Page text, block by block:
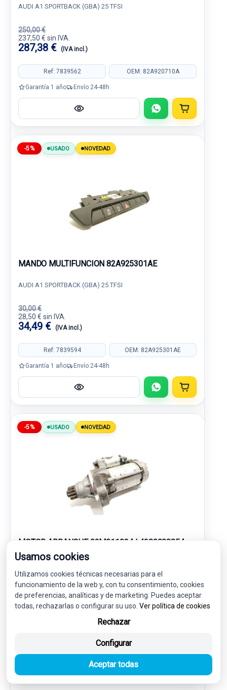
AUDI A1 SPORTBACK (GBA) 25 TFSI
250,00 €
237,50 € sin IVA.
287,38 € (IVA incl.)
Ref: 7839562 OEM: 82A920710A
Garantía 1 año Envío 24-48h
-5% USADO NOVEDAD
MANDO MULTIFUNCION 82A925301AE
AUDI A1 SPORTBACK (GBA) 25 TFSI
30,00 €
28,50 € sin IVA.
34,49 € (IVA incl.)
Ref: 7839594 OEM: 82A925301AE
Garantía 1 año Envío 24-48h
-5% USADO NOVEDAD
MOTOR ARRANQUE 02M911024J 4280008854
33,00 €
31,35 € sin IVA.
37,93 € (IVA incl.)
Envío 24-48h
Usamos cookies
Utilizamos cookies técnicas necesarias para el
funcionamiento de la web y, con tu consentimiento, cookies
de preferencias, analíticas y de marketing. Puedes aceptar
todas, rechazarlas o configurar su uso. Ver política de cookies
Rechazar
Configurar
Aceptar todas